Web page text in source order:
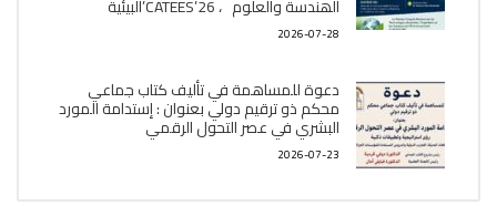
الھندسة والعلوم ، CATEES’26’البیئية
2026-07-28
دعوة للمساهمة في تأليف كتاب جماعي
محكم ذو ترقيم دولي بعنوان : إستدامة المورد
البشري في عصر التحول الرقمي
2026-07-23